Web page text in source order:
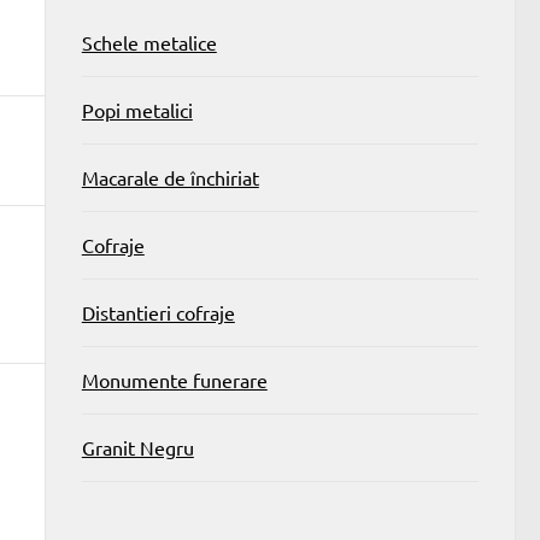
Schele metalice
Popi metalici
Macarale de închiriat
Cofraje
Distantieri cofraje
Monumente funerare
Granit Negru